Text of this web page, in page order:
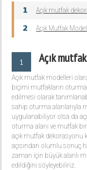
Açık mutfak
Açık Mutfak
1 Açık
Açık mutfak modelleri
biçimi mutfakların
edilmesi olarak
sahip oturma alanlarıyla
uygulanabiliyor olsa da
oturma alanı ve mutfak
açık mutfak
açısından olumlu sonuç
zaman için büyük alanlı
edildiğini söyleyebiliriz.